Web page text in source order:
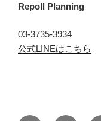
Repoll Planning
03-3735-3934
公式LINEはこちら